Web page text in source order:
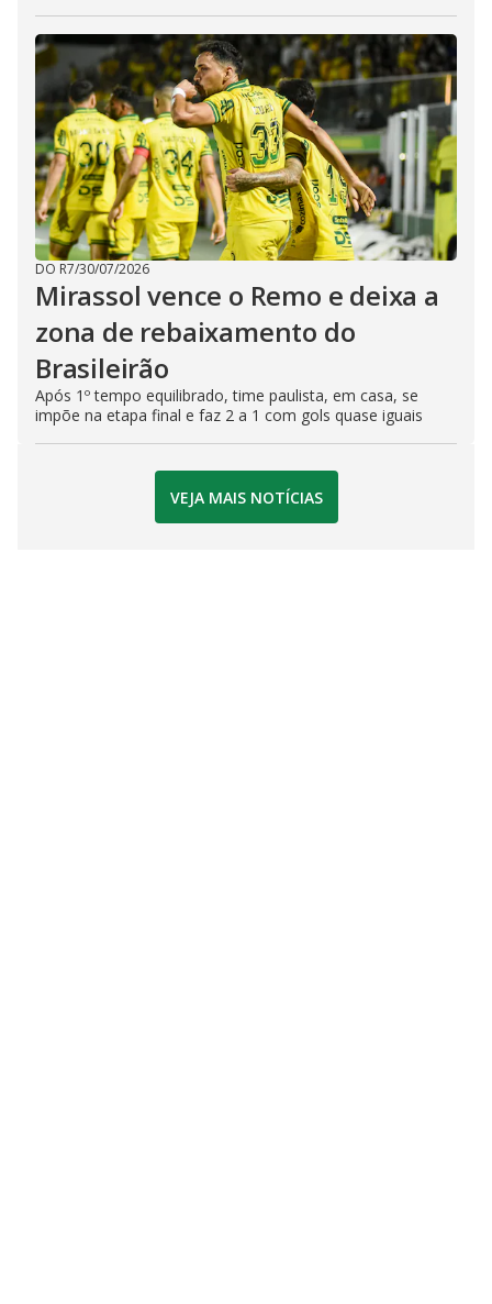
DO R7/30/07/2026
Mirassol vence o Remo e deixa a
zona de rebaixamento do
Brasileirão
Após 1º tempo equilibrado, time paulista, em casa, se
impõe na etapa final e faz 2 a 1 com gols quase iguais
VEJA MAIS NOTÍCIAS